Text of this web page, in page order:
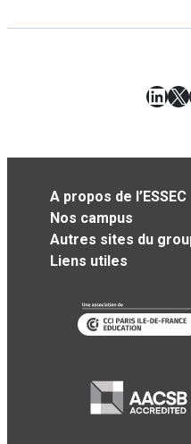
X
A propos de l’ESSEC
Nos campus
Autres sites du
Liens utiles